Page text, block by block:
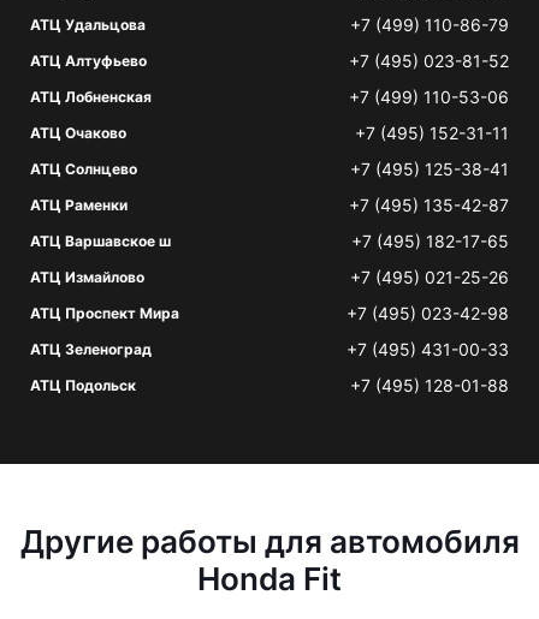
АТЦ Удальцова +7 (499) 110-86-79
АТЦ Алтуфьево +7 (495) 023-81-52
АТЦ Лобненская +7 (499) 110-53-06
АТЦ Очаково +7 (495) 152-31-11
АТЦ Солнцево +7 (495) 125-38-41
АТЦ Раменки +7 (495) 135-42-87
АТЦ Варшавское ш +7 (495) 182-17-65
АТЦ Измайлово +7 (495) 021-25-26
АТЦ Проспект Мира +7 (495) 023-42-98
АТЦ Зеленоград +7 (495) 431-00-33
АТЦ Подольск +7 (495) 128-01-88
Другие работы для автомобиля
Honda Fit